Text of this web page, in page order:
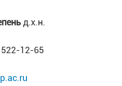
д.х.н.
522-12-65